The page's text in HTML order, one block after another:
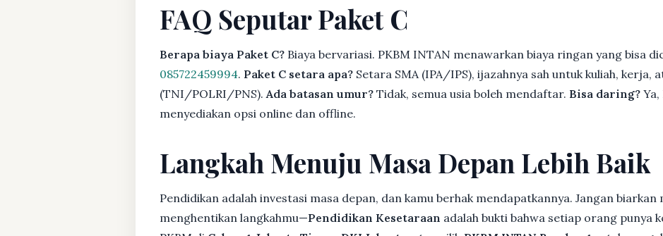
FAQ Seputar Paket C
Berapa biaya Paket C? Biaya bervariasi. PKBM INTAN menawarkan biaya ringan yang bisa
085722459994. Paket C setara apa? Setara SMA (IPA/IPS), ijazahnya sah untuk kuliah, kerja,
(TNI/POLRI/PNS). Ada batasan umur? Tidak, semua usia boleh mendaftar. Bisa daring?
menyediakan opsi online dan offline.
Langkah Menuju Masa Depan Lebih Baik
Pendidikan adalah investasi masa depan, dan kamu berhak mendapatkannya. Jangan biarkan
menghentikan langkahmu—Pendidikan Kesetaraan adalah bukti bahwa setiap orang punya